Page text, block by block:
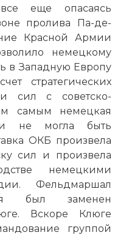
еще опасаясь
пролива Па-де-
Красной Армии
немецкому
в Западную Европу
стратегических
сил с советско-
самым немецкая
не могла быть
ОКБ произвела
сил и произвела
немецкими
Фельдмаршал
был заменен
Вскоре Клюге
группой